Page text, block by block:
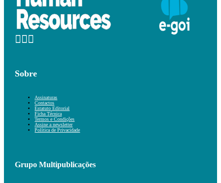
Sobre
Assinaturas
Contactos
Estatuto Editorial
Ficha Técnica
Termos e Condições
Assine a newsletter
Política de Privacidade
Grupo Multipublicações